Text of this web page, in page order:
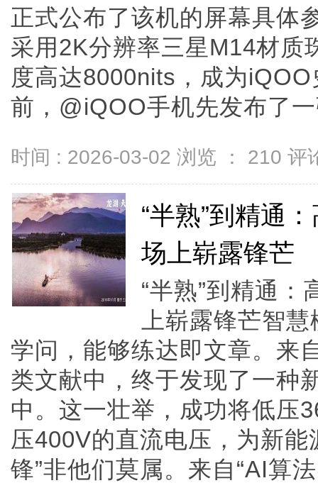
正式公布了该机的屏幕具体
采用2K分辨率三星M14材质
度高达8000nits，成为
前，@iQOO手机先发布了
时间 : 2026-03-02 浏览 ： 210 评
“半熟”到精通
场上崭露锋芒
“半熟”到精通：
上崭露锋芒智
学问，能够练达即文章。来
类文献中，终于发现了一种
中。这一壮举，成功将低压
压400V的直流电压，为新
锋”非他们莫属。来自“AI算